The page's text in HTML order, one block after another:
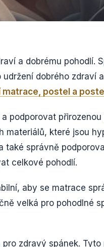
a dobrému pohodlí.
dobrého zdraví
matrace, postel a
podporovat
které jsou
také správně
celkové pohodlí.
aby se matrace
velká pro pohodlné
zdravý spánek.